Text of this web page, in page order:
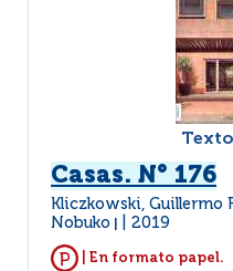
Casas. N° 176
Kliczkowski, Guillermo
Nobuko
2019
| En formato papel.